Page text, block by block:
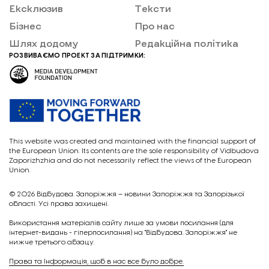
Ексклюзив
Бізнес
Шлях додому
Тексти
Про нас
Редакційна політика
РОЗВИВАЄМО ПРОЕКТ ЗА ПІДТРИМКИ:
This website was created and maintained with the financial support of
the European Union. Its contents are the sole responsibility of Vidbudova
Zaporizhzhia and do not necessarily reflect the views of the European
Union.
© 2026 Відбудова. Запоріжжя – новини Запоріжжя та Запорізької
області. Усі права захищені.
Викориcтання матеріалів сайту лише за умови посилання (для
інтернет-видань - гіперпосилання) на "Відбудова. Запоріжжя" не
нижче третього абзацу.
Права та Інформація, щоб в нас все було добре.